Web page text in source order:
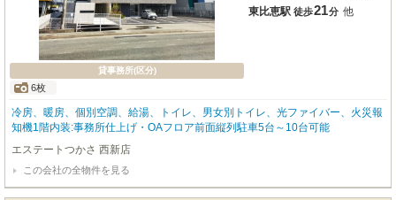
貸事務所(区分)
6枚
東比恵駅 徒歩21分 他
冷房、暖房、個別空調、給湯、トイレ、男女別トイレ、光ファイバー、火災報
知機1階内装:事務所仕上げ・OAフロア前面縦列駐車5台～10台可能
エステートつかさ 西新店
この会社の全物件を見る